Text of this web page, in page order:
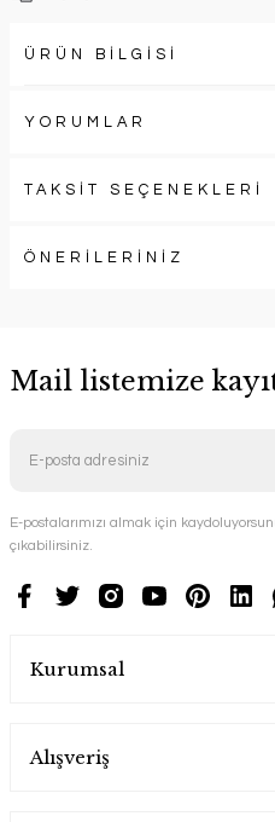
ÜRÜN BİLGİSİ
YORUMLAR
TAKSİT SEÇENEKLERİ
ÖNERİLERİNİZ
Mail listemize
E-postalarımızı almak için
çıkabilirsiniz.
Kurumsal
Alışveriş